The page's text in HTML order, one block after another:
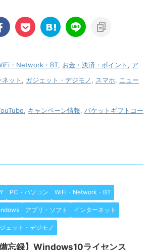
・Network・BT お金・決済・ポイント
ア
ット ガジェット・デジモノ スマホ
ニュー
キャンペーン情報 パケットギフトコー
PC・パソコン WiFi・Network・BT
アプリ・ソフト インターネット
ェット・デジモノ
備忘録】Windows10ライセンス